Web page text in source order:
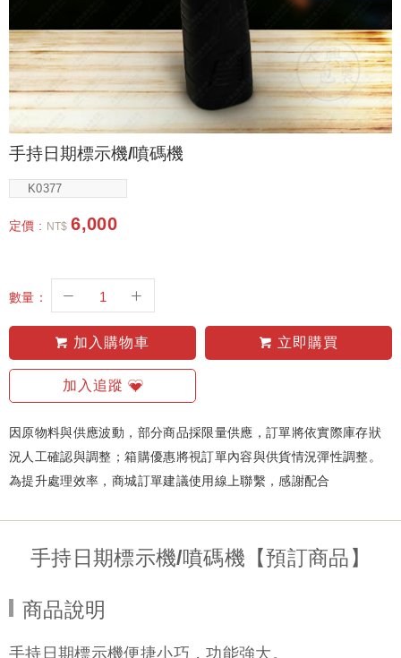
手持日期標示機/噴碼機
K0377
定價 : NT$ 6,000
數量：
加入購物車 立即購買
加入追蹤
因原物料與供應波動，部分商品採限量供應，訂單將依實際庫存狀
況人工確認與調整；箱購優惠將視訂單內容與供貨情況彈性調整。
為提升處理效率，商城訂單建議使用線上聯繫，感謝配合
手持日期標示機/噴碼機【預訂商品】
商品說明
手持日期標示機便捷小巧，功能強大。